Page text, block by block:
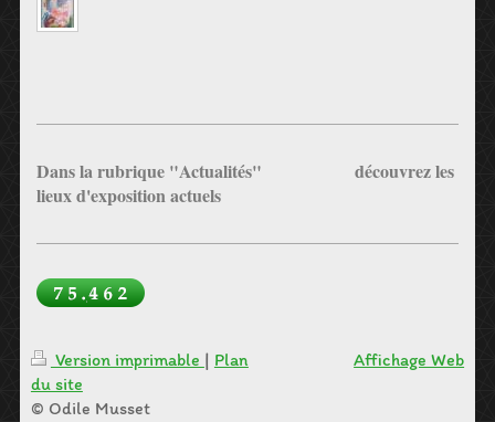
Dans la rubrique "Actualités" découvrez les
lieux d'exposition actuels
Version imprimable | Plan
du site
© Odile Musset
Affichage Web